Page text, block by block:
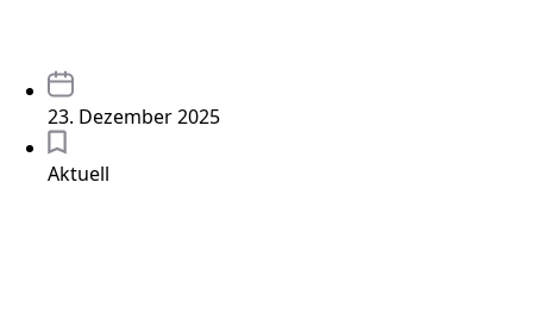
23. Dezember 2025
Aktuell